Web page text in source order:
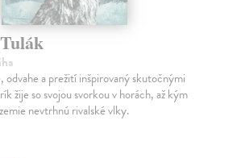
odvahe a prežití inšpirovaný skutočnými
žije so svojou svorkou v horách, až kým
nevtrhnú rivalské vlky.